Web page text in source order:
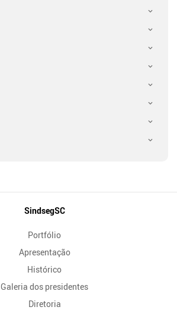
SindsegSC
Portfólio
Apresentação
Histórico
Galeria dos presidentes
Diretoria